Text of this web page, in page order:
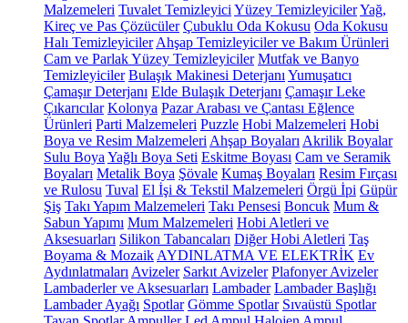
Malzemeleri Tuvalet Temizleyici Yüzey TemizleyicilerYağ,
Kireç ve Pas Çözücüler Çubuklu Oda Kokusu Oda Kokusu
Halı Temizleyiciler Ahşap Temizleyiciler ve Bakım Ürünleri
Cam ve Parlak Yüzey Temizleyiciler Mutfak ve Banyo
Temizleyiciler Bulaşık Makinesi Deterjanı Yumuşatıcı
Çamaşır Deterjanı Elde Bulaşık Deterjanı Çamaşır Leke
Çıkarıcılar Kolonya Pazar Arabası ve Çantası Eğlence
Ürünleri Parti Malzemeleri Puzzle Hobi Malzemeleri Hobi
Boya ve Resim Malzemeleri Ahşap Boyaları Akrilik Boyalar
Sulu Boya Yağlı Boya Seti Eskitme Boyası Cam ve Seramik
Boyaları Metalik Boya Şövale Kumaş Boyaları Resim Fırçası
ve Rulosu Tuval El İşi & Tekstil Malzemeleri Örgü İpi Güpür
Şiş Takı Yapım Malzemeleri Takı Pensesi Boncuk Mum &
Sabun Yapımı Mum Malzemeleri Hobi Aletleri ve
Aksesuarları Silikon Tabancaları Diğer Hobi Aletleri Taş
Boyama & Mozaik AYDINLATMA VE ELEKTRİK Ev
Aydınlatmaları Avizeler Sarkıt Avizeler Plafonyer Avizeler
Lambaderler ve Aksesuarları Lambader Lambader Başlığı
Lambader Ayağı Spotlar Gömme Spotlar Sıvaüstü Spotlar